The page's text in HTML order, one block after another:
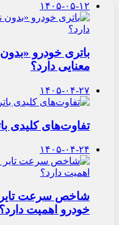
۱۴۰۵-۰۵-۱۲
باتری خودرو
معنایی دارد؟
۱۴۰۵-۰۴-۲۷
تفاوت‌های کلیدی
۱۴۰۵-۰۴-۲۴
شاخص سرعت تایر
خودرو اهمیت دارد؟